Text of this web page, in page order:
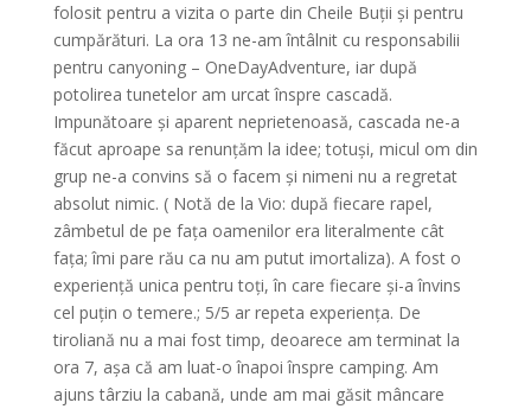
folosit pentru a vizita o parte din Cheile Buții și pentru
cumpărături. La ora 13 ne-am întâlnit cu responsabilii
pentru canyoning – OneDayAdventure, iar după
potolirea tunetelor am urcat înspre cascadă.
Impunătoare și aparent neprietenoasă, cascada ne-a
făcut aproape sa renunțăm la idee; totuși, micul om din
grup ne-a convins să o facem și nimeni nu a regretat
absolut nimic. ( Notă de la Vio: după fiecare rapel,
zâmbetul de pe fața oamenilor era literalmente cât
fața; îmi pare rău ca nu am putut imortaliza). A fost o
experiență unica pentru toți, în care fiecare și-a învins
cel puțin o temere.; 5/5 ar repeta experiența. De
tiroliană nu a mai fost timp, deoarece am terminat la
ora 7, așa că am luat-o înapoi înspre camping. Am
ajuns târziu la cabană, unde am mai găsit mâncare